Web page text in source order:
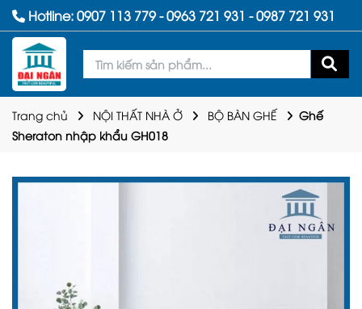
Hotline:0907 113 779-0963 721 931 -0987 721 931
Trang chủ NỘI THẤT NHÀ Ở BỘ BÀN GHẾ
Ghế
Sheraton nhập khẩu GH018